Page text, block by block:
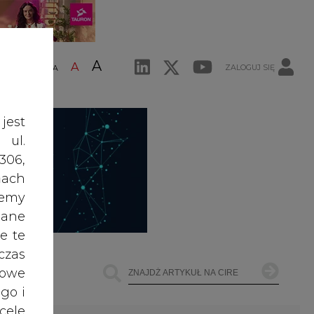
A A A ZALOGUJ SIĘ
ul.
te
i